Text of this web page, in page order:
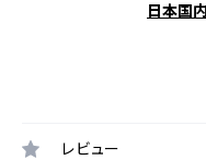
日本国
レビュー